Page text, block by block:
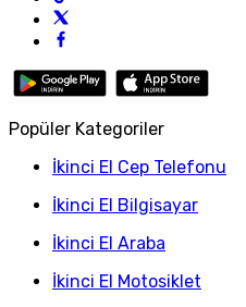
Popüler Kategoriler
İkinci El Cep Telefonu
İkinci El Bilgisayar
İkinci El Araba
İkinci El Motosiklet